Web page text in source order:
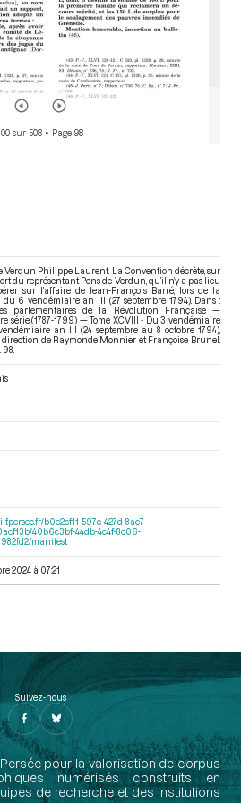
sur 508 • Page 98
Verdun Philippe Laurent. La Convention décrète, sur
du représentant Pons de Verdun, qu’il n’y a pas lieu
sur l’affaire de Jean-François Barré, lors de la
du 6 vendémiaire an III (27 septembre 1794). Dans :
parlementaires de la Révolution Française —
série (1787-1799) — Tome XCVIII - Du 3 vendémiaire
an III (24 septembre au 8 octobre 1794),
direction de Raymonde Monnier et Françoise Brunel.
98.
b0e2cf11-597c-427d-8ac7-
40b6c3bf-44db-4c4f-8c06-
manifest
2024 à 07:21
Suivez-nous
pour la valorisation de corpus
numérisés construits en
de recherche et des institutions